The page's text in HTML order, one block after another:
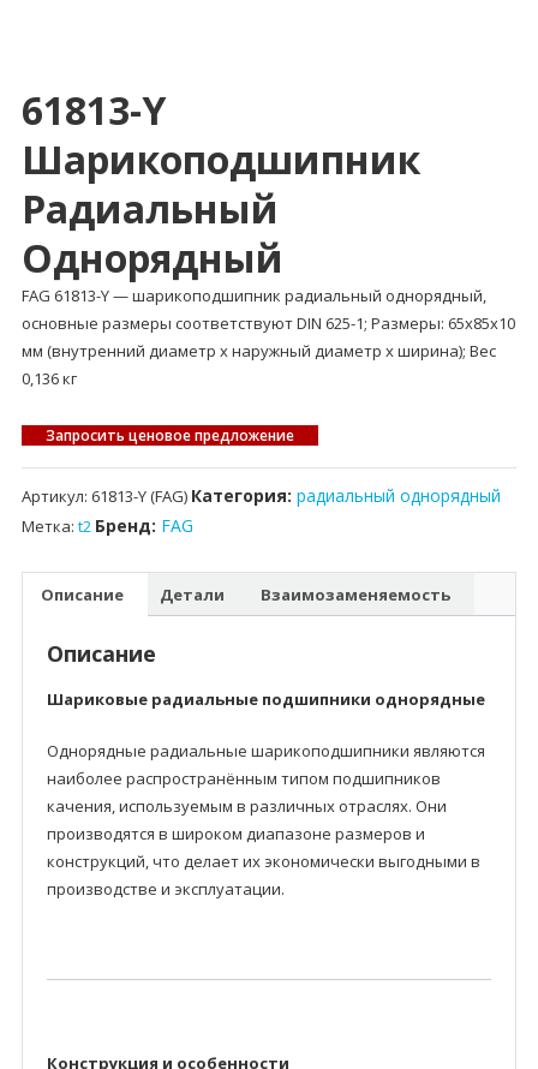
61813-Y
Шарикоподшипник
Радиальный
Однорядный
FAG 61813-Y — шарикоподшипник радиальный однорядный,
основные размеры соответствуют DIN 625-1; Размеры: 65x85x10
мм (внутренний диаметр x наружный диаметр x ширина); Вес
0,136 кг
Запросить ценовое предложение
Артикул: 61813-Y (FAG) Категория: радиальный однорядный
Метка: t2 Бренд: FAG
Описание Детали Взаимозаменяемость
Описание
Шариковые радиальные подшипники однорядные
Однорядные радиальные шарикоподшипники являются
наиболее распространённым типом подшипников
качения, используемым в различных отраслях. Они
производятся в широком диапазоне размеров и
конструкций, что делает их экономически выгодными в
производстве и эксплуатации.
Конструкция и особенности